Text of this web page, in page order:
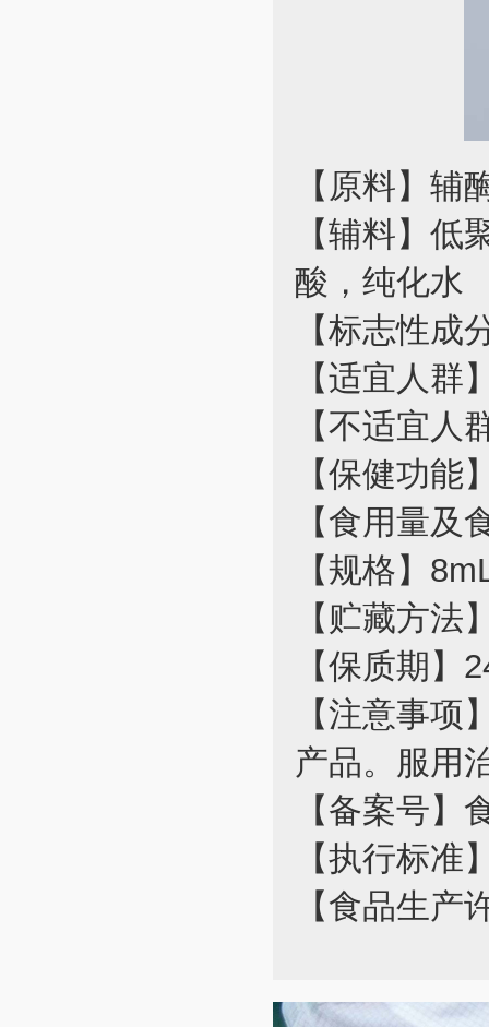
【原料】辅
【辅料】
酸，纯化水
【标志性
【适宜人群
【不适宜
【保健功
【食用量
【规格】
【贮藏方
【保质期】
【注意事
产品。服用
【备案号】
【执行标准
【食品生产